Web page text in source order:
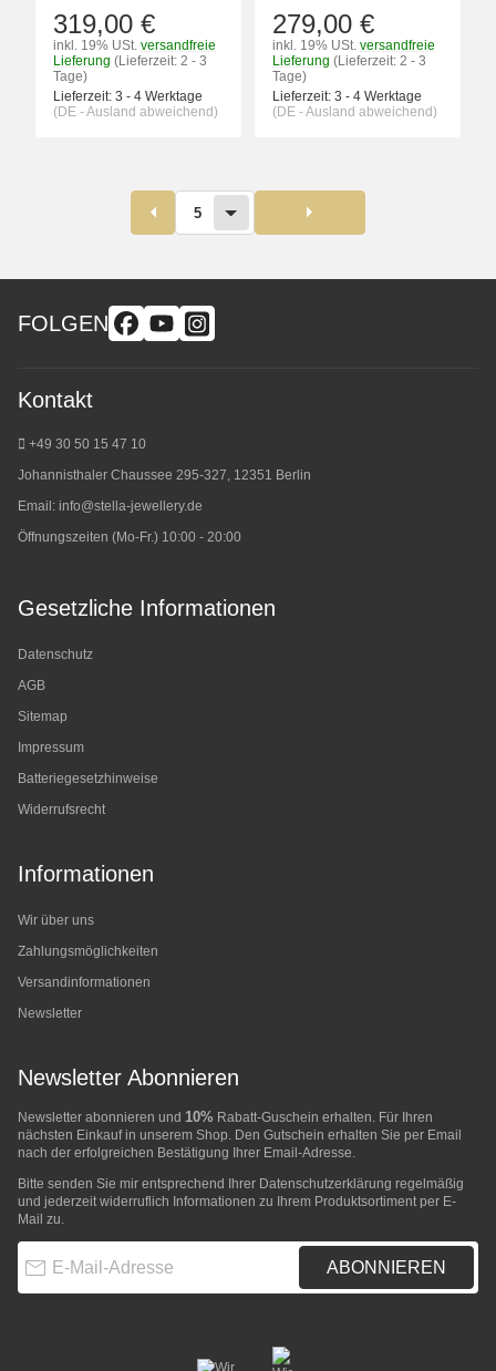
319,00 €
inkl. 19% USt. versandfreie
Lieferung (Lieferzeit: 2 - 3
Tage)
Lieferzeit: 3 - 4 Werktage
(DE - Ausland abweichend)
279,00 €
inkl. 19% USt. versandfreie
Lieferung (Lieferzeit: 2 - 3
Tage)
Lieferzeit: 3 - 4 Werktage
(DE - Ausland abweichend)
5
FOLGEN
Kontakt
+49 30 50 15 47 10
Johannisthaler Chaussee 295-327, 12351 Berlin
Email: info@stella-jewellery.de
Öffnungszeiten (Mo-Fr.) 10:00 - 20:00
Gesetzliche Informationen
Datenschutz
AGB
Sitemap
Impressum
Batteriegesetzhinweise
Widerrufsrecht
Informationen
Wir über uns
Zahlungsmöglichkeiten
Versandinformationen
Newsletter
Newsletter Abonnieren
Newsletter abonnieren und 10% Rabatt-Guschein erhalten. Für Ihren
nächsten Einkauf in unserem Shop. Den Gutschein erhalten Sie per Email
nach der erfolgreichen Bestätigung Ihrer Email-Adresse.
Bitte senden Sie mir entsprechend Ihrer Datenschutzerklärung regelmäßig
und jederzeit widerruflich Informationen zu Ihrem Produktsortiment per E-
Mail zu.
ABONNIEREN